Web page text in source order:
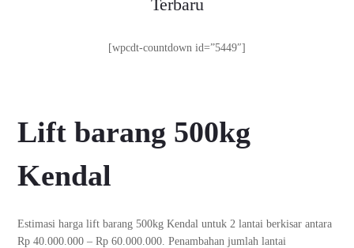
Terbaru
[wpcdt-countdown id=”5449″]
Lift barang 500kg
Kendal
Estimasi harga lift barang 500kg Kendal untuk 2 lantai berkisar antara
Rp 40.000.000 – Rp 60.000.000. Penambahan jumlah lantai